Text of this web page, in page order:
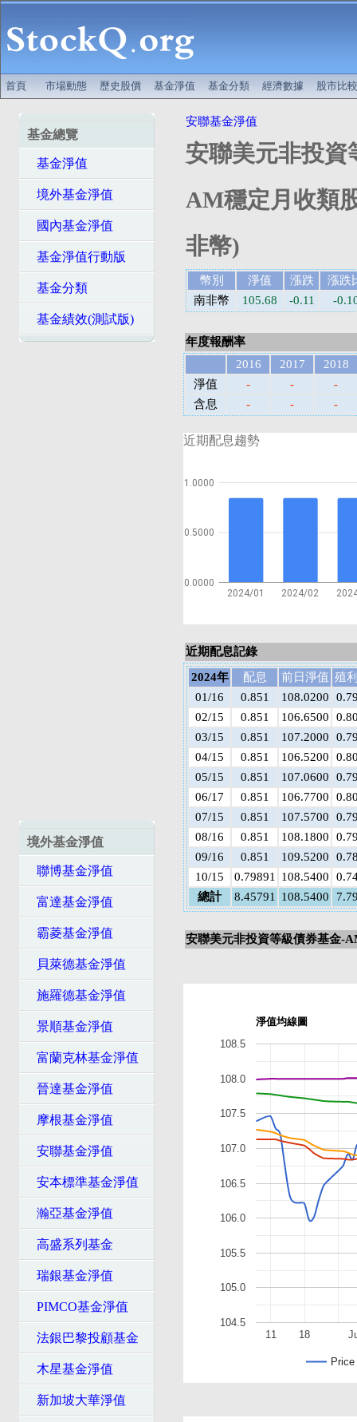
首頁 市場動態 歷史股價 基金淨值 基金分類 經濟數據 股市比較
基金總覽
基金淨值
境外基金淨值
國內基金淨值
基金淨值行動版
基金分類
基金績效(測試版)
境外基金淨值
聯博基金淨值
富達基金淨值
霸菱基金淨值
貝萊德基金淨值
施羅德基金淨值
景順基金淨值
富蘭克林基金淨值
晉達基金淨值
摩根基金淨值
安聯基金淨值
安本標準基金淨值
瀚亞基金淨值
高盛系列基金
瑞銀基金淨值
PIMCO基金淨值
法銀巴黎投顧基金
木星基金淨值
新加坡大華淨值
安聯基金淨值
安聯美元非投資
AM穩定月收類
非幣)
幣別 淨值 漲跌
漲跌
南非幣
105.68 -0.11 -
年度報酬率
2016
2017
2018
淨值
- -
-
含息
- - -
近期配息趨勢
2024/01 2024/02
0.0000
0.5000
1.0000
近期配息記錄
2024年
配息 前日淨值 殖
01/16
0.851 108.0200
02/15
0.851 106.6500
03/15
0.851 107.2000
04/15
0.851 106.5200
05/15
0.851 107.0600
06/17
0.851 106.7700
07/15
0.851 107.5700
08/16
0.851 108.1800
09/16
0.851 109.5200
10/15
0.79891 108.5400
總計
8.45791 108.5400
安聯美元非投資等級債券基金-
淨值均線圖
Price
11 18
104.5
105.0
105.5
106.0
106.5
107.0
107.5
108.0
108.5